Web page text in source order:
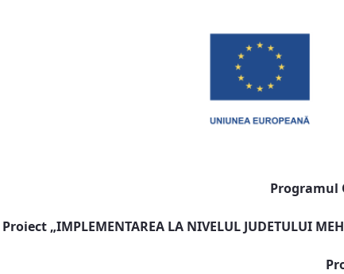
Programul
Proiect „IMPLEMENTAREA LA NIVELUL JUDETULUI